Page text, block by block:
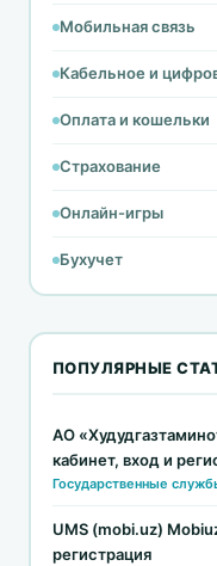
Мобильная связь
Кабельное и
Оплата и кошельки
Страхование
Онлайн-игры
Бухучет
ПОПУЛЯРНЫЕ
АО
кабинет, вход и
Государственные
UMS (mobi.uz)
регистрация